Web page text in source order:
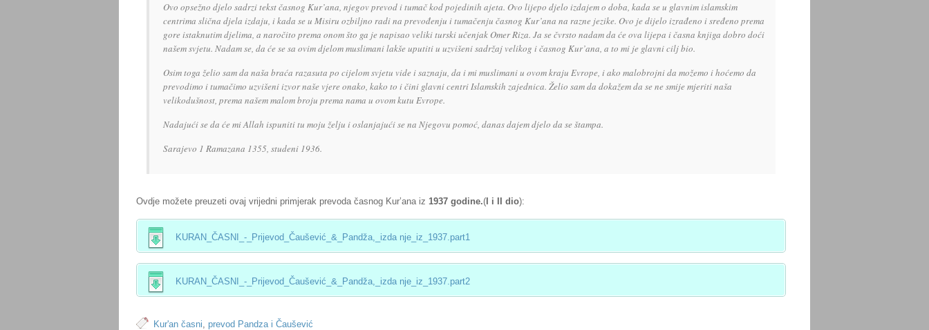
Ovo opsežno djelo sadrzi tekst časnog Kur’ana, njegov prevod i tumač kod pojedinih ajeta. Ovo lijepo djelo izdajem o doba, kada se u glavnim islamskim
centrima slična djela izdaju, i kada se u Misiru ozbiljno radi na prevođenju i tumačenju časnog Kur’ana na razne jezike. Ovo je dijelo izrađeno i sređeno prema
gore istaknutim djelima, a naročito prema onom što ga je napisao veliki turski učenjak Omer Riza. Ja se čvrsto nadam da će ova lijepa i časna knjiga dobro doći
našem svjetu. Nadam se, da će se sa ovim djelom muslimani lakše uputiti u uzvišeni sadržaj velikog i časnog Kur’ana, a to mi je glavni cilj bio.
Osim toga želio sam da naša braća razasuta po cijelom svjetu vide i saznaju, da i mi muslimani u ovom kraju Evrope, i ako malobrojni da možemo i hoćemo da
prevodimo i tumačimo uzvišeni izvor naše vjere onako, kako to i čini glavni centri Islamskih zajednica. Želio sam da dokažem da se ne smije mjeriti naša
velikodušnost, prema našem malom broju prema nama u ovom kutu Evrope.
Nadajući se da će mi Allah ispuniti tu moju želju i oslanjajući se na Njegovu pomoć, danas dajem djelo da se štampa.
Sarajevo 1 Ramazana 1355, studeni 1936.
Ovdje možete preuzeti ovaj vrijedni primjerak prevoda časnog Kur’ana iz 1937 godine.( I i II dio):
KURAN_ČASNI_-_Prijevod_Čaušević_&_Pandža,_izda nje_iz_1937.part1
KURAN_ČASNI_-_Prijevod_Čaušević_&_Pandža,_izda nje_iz_1937.part2
Kur'an časni, prevod Pandza i Čaušević